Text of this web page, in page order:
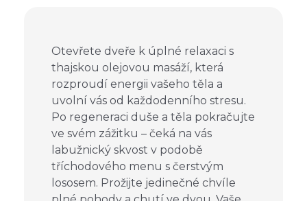
Otevřete dveře k úplné relaxaci s
thajskou olejovou masáží, která
rozproudí energii vašeho těla a
uvolní vás od každodenního stresu.
Po regeneraci duše a těla pokračujte
ve svém zážitku – čeká na vás
labužnický skvost v podobě
tříchodového menu s čerstvým
lososem. Prožijte jedinečné chvíle